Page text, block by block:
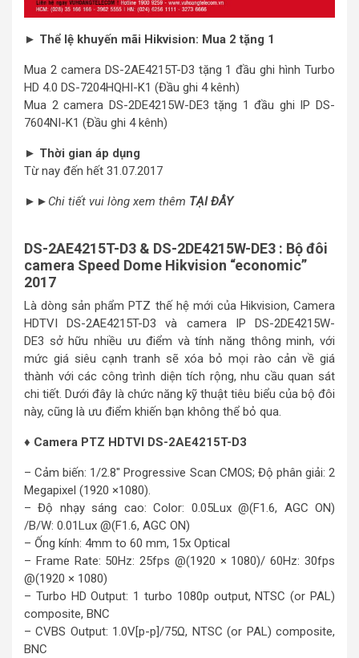
► Thể lệ khuyến mãi Hikvision: Mua 2 tặng 1
Mua 2 camera DS-2AE4215T-D3 tặng 1 đầu ghi hình Turbo
HD 4.0 DS-7204HQHI-K1 (Đầu ghi 4 kênh)
Mua 2 camera DS-2DE4215W-DE3 tặng 1 đầu ghi IP DS-
7604NI-K1 (Đầu ghi 4 kênh)
► Thời gian áp dụng
Từ nay đến hết 31.07.2017
►► Chi tiết vui lòng xem thêm TẠI ĐÂY
DS-2AE4215T-D3 & DS-2DE4215W-DE3 : Bộ đôi
camera Speed Dome Hikvision “economic”
2017
Là dòng sản phẩm PTZ thế hệ mới của Hikvision, Camera
HDTVI DS-2AE4215T-D3 và camera IP DS-2DE4215W-
DE3 sở hữu nhiều ưu điểm và tính năng thông minh, với
mức giá siêu cạnh tranh sẽ xóa bỏ mọi rào cản về giá
thành với các công trình diện tích rộng, nhu cầu quan sát
chi tiết. Dưới đây là chức năng kỹ thuật tiêu biểu của bộ đôi
này, cũng là ưu điểm khiến bạn không thể bỏ qua.
♦ Camera PTZ HDTVI DS-2AE4215T-D3
– Cảm biến: 1/2.8″ Progressive Scan CMOS; Độ phân giải: 2
Megapixel (1920 ×1080).
– Độ nhạy sáng cao: Color: 0.05Lux @(F1.6, AGC ON)
/B/W: 0.01Lux @(F1.6, AGC ON)
– Ống kính: 4mm to 60 mm, 15x Optical
– Frame Rate: 50Hz: 25fps @(1920 × 1080)/ 60Hz: 30fps
@(1920 × 1080)
– Turbo HD Output: 1 turbo 1080p output, NTSC (or PAL)
composite, BNC
– CVBS Output: 1.0V[p-p]/75Ω, NTSC (or PAL) composite,
BNC